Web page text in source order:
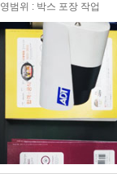
범위 : 박스 포장 작업